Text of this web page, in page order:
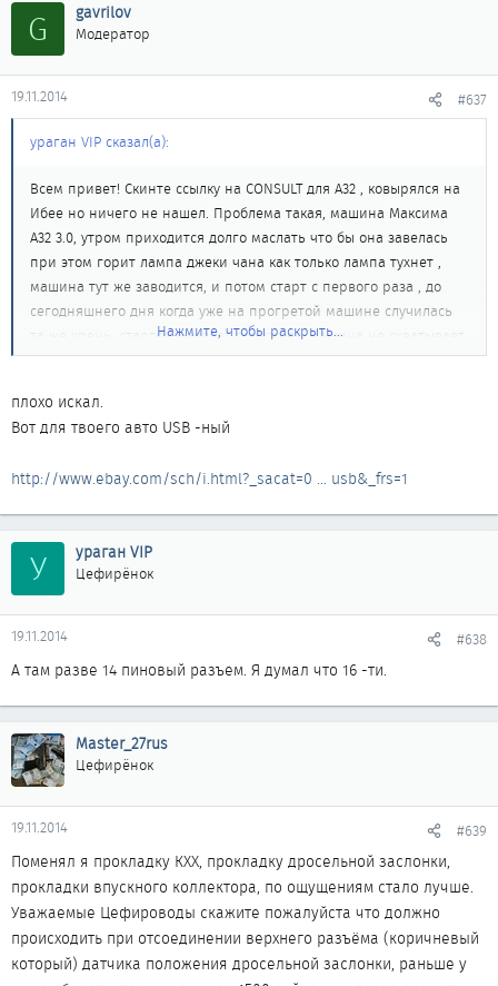
G gavrilov
Модератор
19.11.2014 #637
ураган VIP сказал(а):
Всем привет! Скинте ссылку на CONSULT для А32 , ковырялся на
Ибее но ничего не нашел. Проблема такая, машина Максима
А32 3.0, утром приходится долго маслать что бы она завелась
при этом горит лампа джеки чана как только лампа тухнет ,
машина тут же заводится, и потом старт с первого раза , до
сегодняшнего дня когда уже на прогретой машине случилась
та же хрень, стартер маслает горит чек, машина не схватывает
и вообще перестала заводится, при чем стоит в теплом гараже.
рабочей машины, не помогло, Всем кто поможет хоть каким
нибудь дельным советом респект!!!
Нажмите, чтобы раскрыть...
плохо искал.
Вот для твоего авто USB -ный
http://www.ebay.com/sch/i.html?_sacat=0 ... usb&_frs=1
У ураган VIP
Цефирёнок
19.11.2014 #638
А там разве 14 пиновый разъем. Я думал что 16 -ти.
Master_27rus
Цефирёнок
19.11.2014 #639
Поменял я прокладку КХХ, прокладку дросельной заслонки,
прокладки впускного коллектора, по ощущениям стало лучше.
Уважаемые Цефироводы скажите пожалуйста что должно
происходить при отсоединении верхнего разъёма (коричневый
который) датчика положения дросельной заслонки, раньше у